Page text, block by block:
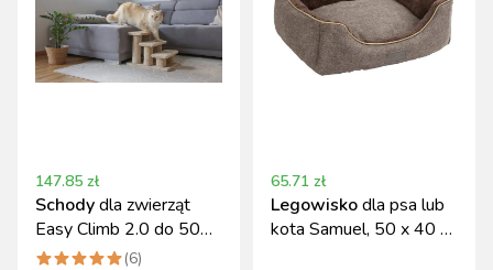
147.85 zł
Schodydla zwierząt
Easy Climb 2.0 do 50
kg Kerbl
(6)
65.71 zł
Legowiskodla psa lub
kota Samuel, 50 x 40 x